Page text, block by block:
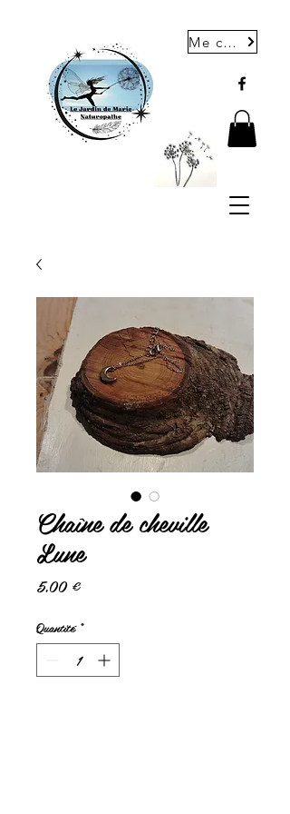
Me contacter
Chaîne de cheville
Lune
5,00 €Prix
Quantité *